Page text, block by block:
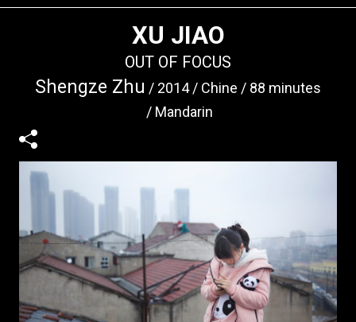
XU JIAO
OUT OF FOCUS
Shengze Zhu 2014 Chine
88 minutes
Mandarin